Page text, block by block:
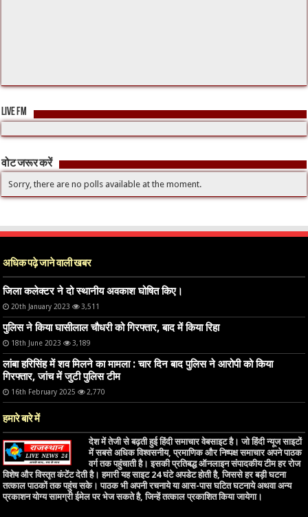
LIVE FM
वोट जरूर करें
Sorry, there are no polls available at the moment.
अधिक पढ़े जाने वाली खबर
जिला कलेक्टर ने दो स्थानीय अवकाश घोषित किए।
20th January 2023 3,511
पुलिस ने किया घासीलाल चौधरी को गिरफ्तार, बाद में किया रिहा
18th June 2023 3,189
लांबा हरिसिंह में शव मिलने का मामला : चार दिन बाद पुलिस ने आरोपी को किया
गिरफ्तार, जांच में जुटी पुलिस टीम
16th February 2025 2,770
हमारे बारे में
देश में तेजी से बढ़ती हुई हिंदी समाचार वेबसाइट है। जो हिंदी न्यूज साइटों
में सबसे अधिक विश्वसनीय, प्रमाणिक और निष्पक्ष समाचार अपने पाठक
वर्ग तक पहुंचाती है। इसकी प्रतिबद्ध ऑनलाइन संपादकीय टीम हर रोज
विशेष और विस्तृत कंटेंट देती है। हमारी यह साइट 24 घंटे अपडेट होती है, जिससे हर बड़ी घटना
तत्काल पाठकों तक पहुंच सके। पाठक भी अपनी रचनाये या आस-पास घटित घटनाये अथवा अन्य
प्रकाशन योग्य सामग्री ईमेल पर भेज सकते है, जिन्हें तत्काल प्रकाशित किया जायेगा।